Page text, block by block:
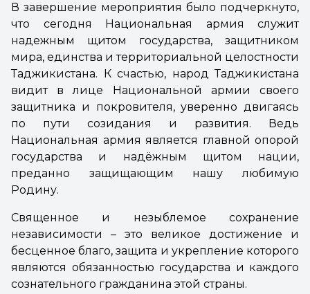
В завершение мероприятия было подчеркнуто,
что сегодня Национальная армия служит
надежным щитом государства, защитником
мира, единства и территориальной целостности
Таджикистана. К счастью, народ Таджикистана
видит в лице Национальной армии своего
защитника и покровителя, уверенно двигаясь
по пути созидания и развития. Ведь
Национальная армия является главной опорой
государства и надёжным щитом нации,
преданно защищающим нашу любимую
Родину.
Священное и незыблемое сохранение
независимости – это великое достижение и
бесценное благо, защита и укрепление которого
являются обязанностью государства и каждого
сознательного гражданина этой страны.